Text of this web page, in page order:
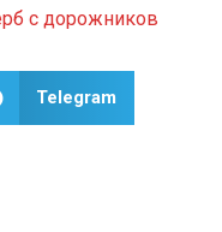
с дорожников
Telegram